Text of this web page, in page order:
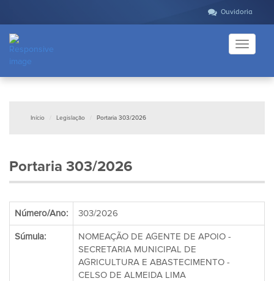
Ouvidoria
Toggle
Início Legislação Portaria 303/2026
Portaria 303/2026
Número/Ano: 303/2026
Súmula:
NOMEAÇÃO DE AGENTE DE APOIO -
SECRETARIA MUNICIPAL DE
AGRICULTURA E ABASTECIMENTO -
CELSO DE ALMEIDA LIMA